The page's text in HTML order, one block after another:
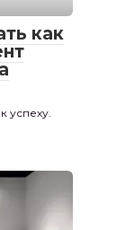
как
успеху.